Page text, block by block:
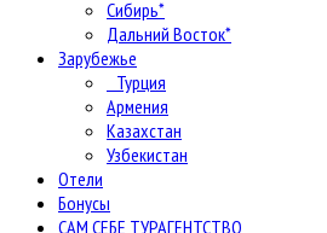
Сибирь*
Дальний Восток*
Зарубежье
Турция
Армения
Казахстан
Узбекистан
Отели
Бонусы
САМ СЕБЕ ТУРАГЕНТСТВО